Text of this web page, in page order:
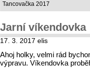
Tancovačka 2017
Jarní víkendovka
17. 3. 2017 elis
Ahoj holky, velmi rád
výpravu. Víkendovka